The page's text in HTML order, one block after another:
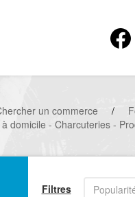
un commerce /
domicile - Charcuteries -
Filtres